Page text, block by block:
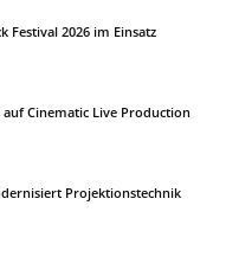
Festival 2026 im Einsatz
auf Cinematic Live Production
Projektionstechnik